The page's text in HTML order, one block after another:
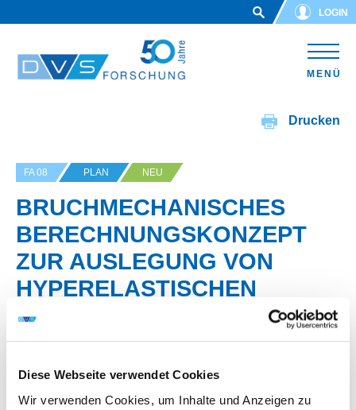
Diese Webseite verwendet Cookies
Wir verwenden Cookies, um Inhalte und Anzeigen zu
LOGIN
MENÜ
Drucken
FA 08 PLAN NEU
BRUCHMECHANISCHES
BERECHNUNGSKONZEPT
ZUR AUSLEGUNG VON
HYPERELASTISCHEN
KLEBVERBINDUNGEN MIT
ZYKLISCHER
BEANSPRUCHUNG UNTER
BERÜCKSICHTIGUNG VON